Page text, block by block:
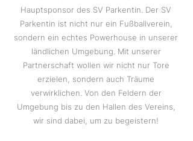
Hauptsponsor des SV Parkentin. Der SV
Parkentin ist nicht nur ein Fußballverein,
sondern ein echtes Powerhouse in unserer
ländlichen Umgebung. Mit unserer
Partnerschaft wollen wir nicht nur Tore
erzielen, sondern auch Träume
verwirklichen. Von den Feldern der
Umgebung bis zu den Hallen des Vereins,
wir sind dabei, um zu begeistern!